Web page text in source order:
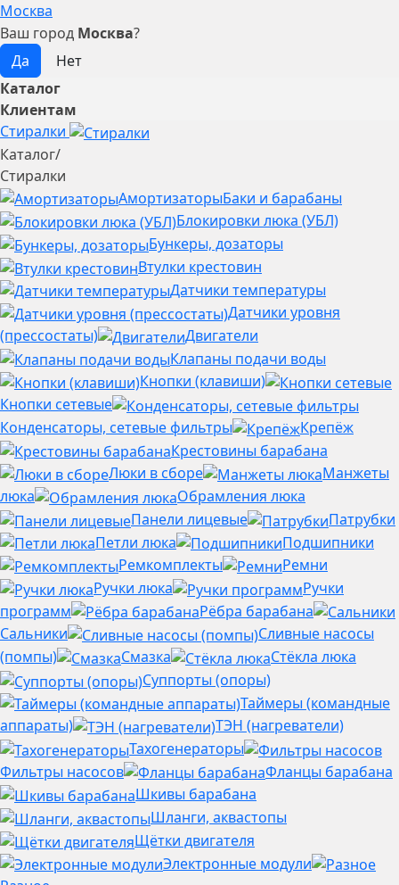
Москва
Ваш город Москва?
Каталог
Клиентам
Стиралки
Каталог/
Стиралки
АмортизаторыБаки и барабаны
Блокировки люка (УБЛ)
Бункеры, дозаторы
Втулки крестовин
Датчики температуры
Датчики уровня
(прессостаты)
Двигатели
Клапаны подачи воды
Кнопки (клавиши)
Кнопки сетевые
Конденсаторы, сетевые фильтры
Крепёж
Крестовины барабана
Люки в сборе
Манжеты
люка
Обрамления люка
Панели лицевые
Патрубки
Петли люка
Подшипники
Ремкомплекты
Ремни
Ручки люка
Ручки
программ
Рёбра барабана
Сальники
Сливные насосы
(помпы)
Смазка
Стёкла люка
Суппорты (опоры)
Таймеры (командные
аппараты)
ТЭН (нагреватели)
Тахогенераторы
Фильтры насосов
Фланцы барабана
Шкивы барабана
Шланги, аквастопы
Щётки двигателя
Электронные модули